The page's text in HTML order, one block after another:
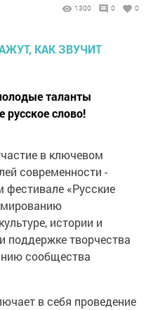
1300 0 0
таланты
русское слово!
в ключевом
современности -
фестивале «Русские
истории и
поддержке творчества
сообщества
в себя проведение